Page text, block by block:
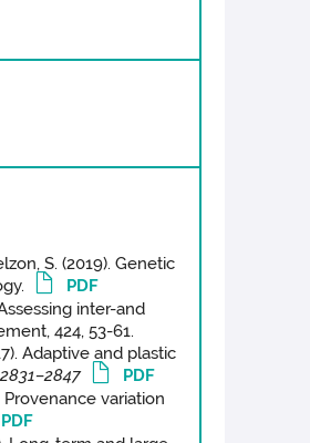
S. (2019). Genetic
PDF
inter-and
424, 53-61.
Adaptive and plastic
PDF
Provenance variation
PDF